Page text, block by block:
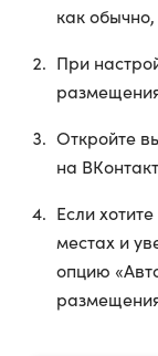
как
При
Откройте
на
Если
местах и
опцию